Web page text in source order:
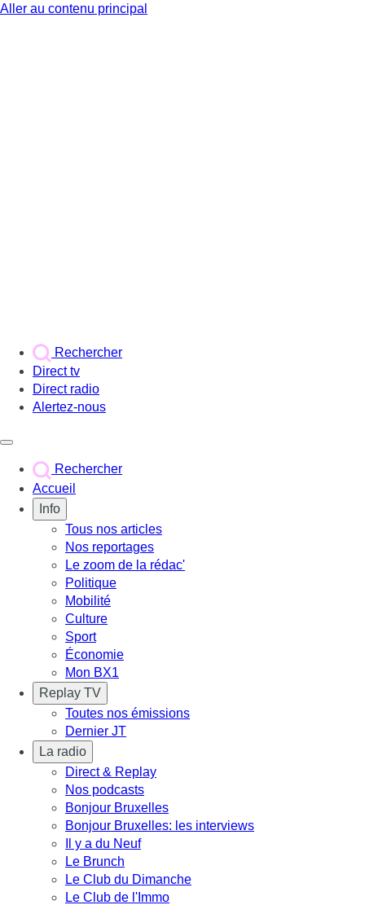
Aller au contenu principal
Rechercher
Direct tv
Direct radio
Alertez-nous
Rechercher
Accueil
Info
Tous nos articles
Nos reportages
Le zoom de la rédac'
Politique
Mobilité
Culture
Sport
Économie
Mon BX1
Replay TV
Toutes nos émissions
Dernier JT
La radio
Direct & Replay
Nos podcasts
Bonjour Bruxelles
Bonjour Bruxelles: les interviews
Il y a du Neuf
Le Brunch
Le Club du Dimanche
Le Club de l'Immo